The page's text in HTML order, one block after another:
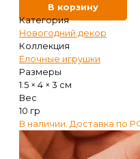
В корзину
Категория
Новогодний декор
Коллекция
Ёлочные игрушки
Размеры
1.5 × 4 × 3 см
Вес
10 гр
В наличии. Доставка по